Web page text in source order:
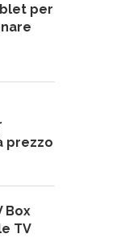
per
prezzo
Box
TV